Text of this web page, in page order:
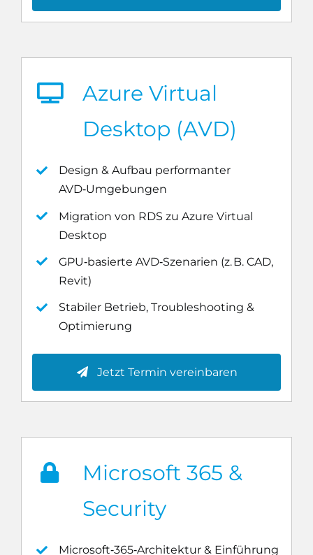
Azure Virtual
Desktop (AVD)
Design & Aufbau performanter
AVD‑Umgebungen
Migration von RDS zu Azure Virtual
Desktop
GPU‑basierte AVD‑Szenarien (z. B. CAD,
Revit)
Stabiler Betrieb, Troubleshooting &
Optimierung
Jetzt Termin vereinbaren
Microsoft 365 &
Security
Microsoft‑365‑Architektur & Einführung